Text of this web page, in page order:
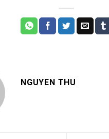
NGUYEN THU